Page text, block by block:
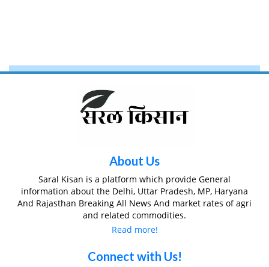
About Us
Saral Kisan is a platform which provide General
information about the Delhi, Uttar Pradesh, MP, Haryana
And Rajasthan Breaking All News And market rates of agri
and related commodities.
Read more!
Connect with Us!